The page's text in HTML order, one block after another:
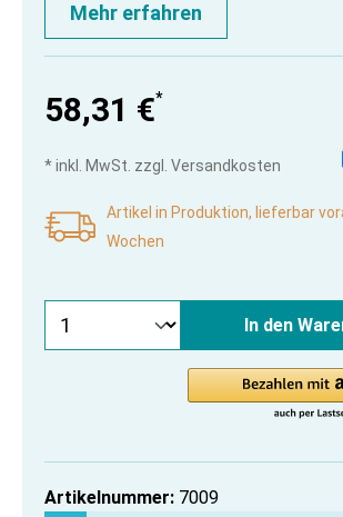
Mehr erfahren
58,31 €*
* inkl. MwSt. zzgl. Versandkosten
Artikel in Produktion, lieferbar
Wochen
In den
Artikelnummer: 7009